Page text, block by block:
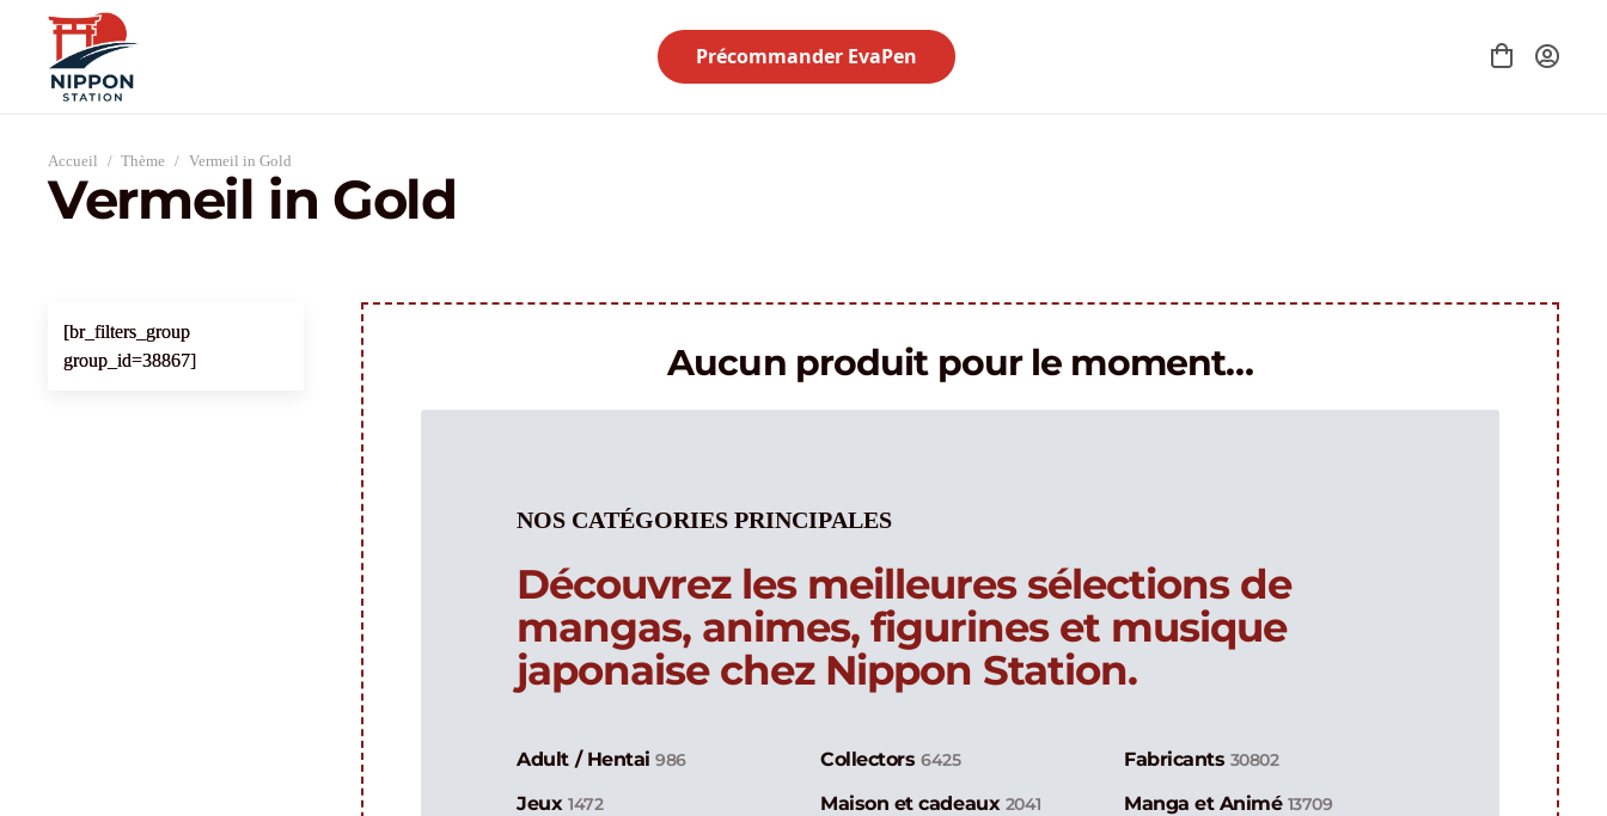
Précommander EvaPen
Accueil / Thème / Vermeil in Gold
Vermeil in Gold
[br_filters_group
group_id=38867]
Aucun produit pour le moment…
NOS CATÉGORIES PRINCIPALES
Découvrez les meilleures sélections de
mangas, animes, figurines et musique
japonaise chez Nippon Station.
Adult / Hentai986 Collectors 6425 Fabricants 30802
Jeux 1472 Maison et cadeaux 2041 Manga et Animé 13709